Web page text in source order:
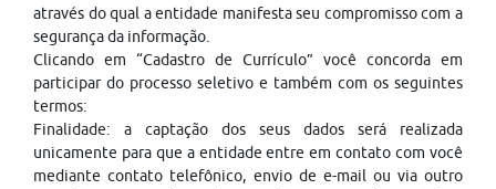
através do qual a entidade manifesta seu compromisso com a
segurança da informação.
Clicando em “Cadastro de Currículo” você concorda em
participar do processo seletivo e também com os seguintes
termos:
Finalidade: a captação dos seus dados será realizada
unicamente para que a entidade entre em contato com você
mediante contato telefônico, envio de e-mail ou via outro